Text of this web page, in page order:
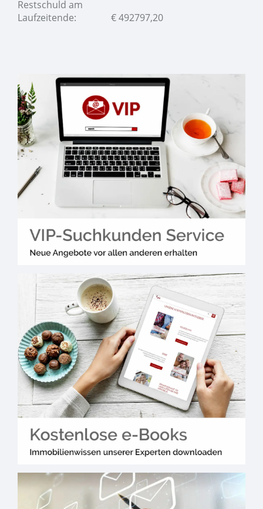
Restschuld am
Laufzeitende:
€492797,20